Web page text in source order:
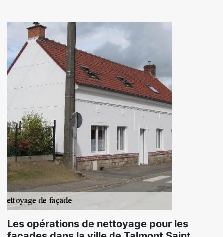
Les opérations de nettoyage pour les